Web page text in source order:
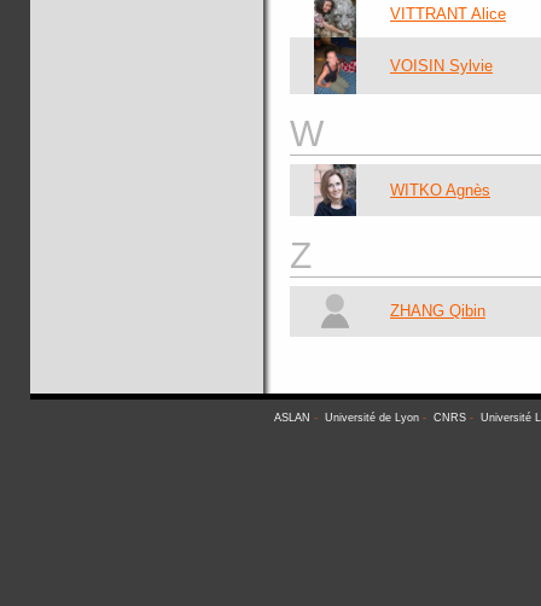
VITTRANT Alice
VOISIN Sylvie
W
WITKO Agnès
Z
ZHANG Qibin
ASLAN - Université de Lyon- CNRS- Université